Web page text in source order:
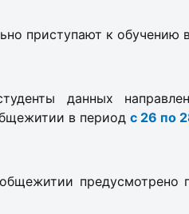
приступают к
данных
в период с 26 по
предусмотрено